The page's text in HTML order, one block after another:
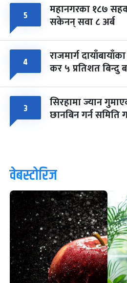
५ महानगरका १८७
सकेनन् सवा ८ अर्ब
४ राजमार्ग
कर ५ प्रतिशत बिन्दु
३ सिरहामा ज्यान
छानबिन गर्न समिति
वेबस्टोरिज